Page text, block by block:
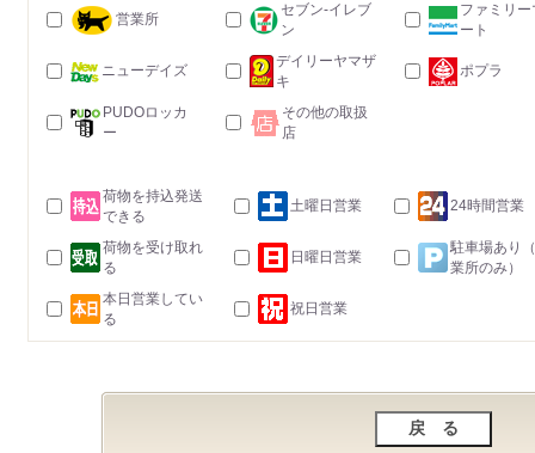
営業所
セブン-イレブ
ン
ファミリー
ート
ニューデイズ
デイリーヤマザ
キ
ポプラ
PUDOロッカ
ー
その他の取扱
店
荷物を持込発送
できる
土曜日営業 24時間営業
荷物を受け取れ
る
日曜日営業
駐車場あり
業所のみ）
本日営業してい
る
祝日営業